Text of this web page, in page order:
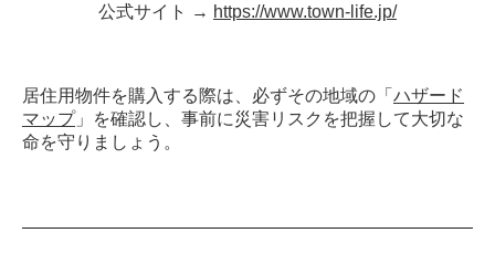
公式サイト → https://www.town-life.jp/
居住用物件を購入する際は、必ずその地域の「 ハザード
マップ」を確認し、事前に災害リスクを把握して大切な
命を守りましょう。